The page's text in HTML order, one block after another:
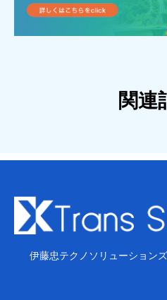
関連
伊藤忠テクノソリューション